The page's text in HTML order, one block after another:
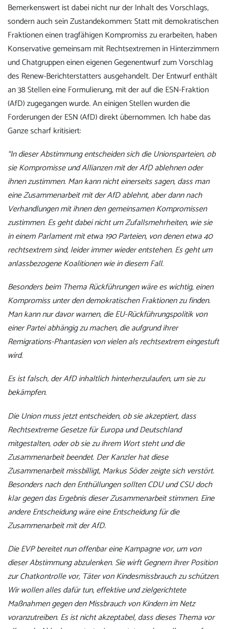
Bemerkenswert ist dabei nicht nur der Inhalt des Vorschlags,
sondern auch sein Zustandekommen: Statt mit demokratischen
Fraktionen einen tragfähigen Kompromiss zu erarbeiten, haben
Konservative gemeinsam mit Rechtsextremen in Hinterzimmern
und Chatgruppen einen eigenen Gegenentwurf zum Vorschlag
des Renew-Berichterstatters ausgehandelt. Der Entwurf enthält
an 38 Stellen eine Formulierung, mit der auf die ESN-Fraktion
(AfD) zugegangen wurde. An einigen Stellen wurden die
Forderungen der ESN (AfD) direkt übernommen. Ich habe das
Ganze scharf kritisiert:
“In dieser Abstimmung entscheiden sich die Unionsparteien, ob
sie Kompromisse und Allianzen mit der AfD ablehnen oder
ihnen zustimmen. Man kann nicht einerseits sagen, dass man
eine Zusammenarbeit mit der AfD ablehnt, aber dann nach
Verhandlungen mit ihnen den gemeinsamen Kompromissen
zustimmen. Es geht dabei nicht um Zufallsmehrheiten, wie sie
in einem Parlament mit etwa 190 Parteien, von denen etwa 40
rechtsextrem sind, leider immer wieder entstehen. Es geht um
anlassbezogene Koalitionen wie in diesem Fall.
Besonders beim Thema Rückführungen wäre es wichtig, einen
Kompromiss unter den demokratischen Fraktionen zu finden.
Man kann nur davor warnen, die EU-Rückführungspolitik von
einer Partei abhängig zu machen, die aufgrund ihrer
Remigrations-Phantasien von vielen als rechtsextrem eingestuft
wird.
Es ist falsch, der AfD inhaltlich hinterherzulaufen, um sie zu
bekämpfen.
Die Union muss jetzt entscheiden, ob sie akzeptiert, dass
Rechtsextreme Gesetze für Europa und Deutschland
mitgestalten, oder ob sie zu ihrem Wort steht und die
Zusammenarbeit beendet. Der Kanzler hat diese
Zusammenarbeit missbilligt, Markus Söder zeigte sich verstört.
Besonders nach den Enthüllungen sollten CDU und CSU doch
klar gegen das Ergebnis dieser Zusammenarbeit stimmen. Eine
andere Entscheidung wäre eine Entscheidung für die
Zusammenarbeit mit der AfD.
Die EVP bereitet nun offenbar eine Kampagne vor, um von
dieser Abstimmung abzulenken. Sie wirft Gegnern ihrer Position
zur Chatkontrolle vor, Täter von Kindesmissbrauch zu schützen.
Wir wollen alles dafür tun, effektive und zielgerichtete
Maßnahmen gegen den Missbrauch von Kindern im Netz
voranzutreiben. Es ist nicht akzeptabel, dass dieses Thema vor